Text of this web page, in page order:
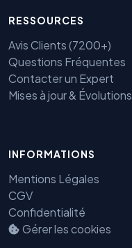
RESSOURCES
Avis Clients (7200+)
Questions Fréquentes
Contacter un Expert
Mises à jour & Évolutions
INFORMATIONS
Mentions Légales
CGV
Confidentialité
Gérer les cookies